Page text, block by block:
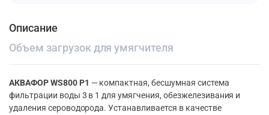
Описание
Объем загрузок для умягчителя
АКВАФОР WS800 P1 — компактная, бесшумная система
фильтрации воды 3 в 1 для умягчения, обезжелезивания и
удаления сероводорода. Устанавливается в качестве